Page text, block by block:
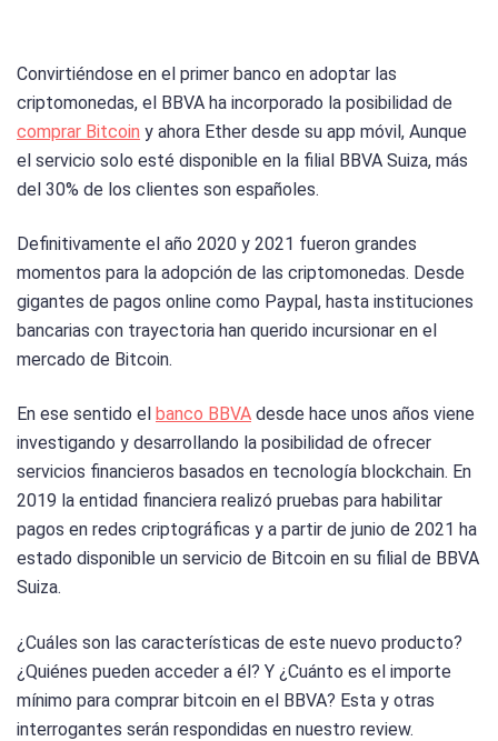
Convirtiéndose en el primer banco en adoptar las
criptomonedas, el BBVA ha incorporado la posibilidad de
comprar Bitcoin y ahora Ether desde su app móvil, Aunque
el servicio solo esté disponible en la filial BBVA Suiza, más
del 30% de los clientes son españoles.
Definitivamente el año 2020 y 2021 fueron grandes
momentos para la adopción de las criptomonedas. Desde
gigantes de pagos online como Paypal, hasta instituciones
bancarias con trayectoria han querido incursionar en el
mercado de Bitcoin.
En ese sentido el banco BBVA desde hace unos años viene
investigando y desarrollando la posibilidad de ofrecer
servicios financieros basados en tecnología blockchain. En
2019 la entidad financiera realizó pruebas para habilitar
pagos en redes criptográficas y a partir de junio de 2021 ha
estado disponible un servicio de Bitcoin en su filial de BBVA
Suiza.
¿Cuáles son las características de este nuevo producto?
¿Quiénes pueden acceder a él? Y ¿Cuánto es el importe
mínimo para comprar bitcoin en el BBVA? Esta y otras
interrogantes serán respondidas en nuestro review.